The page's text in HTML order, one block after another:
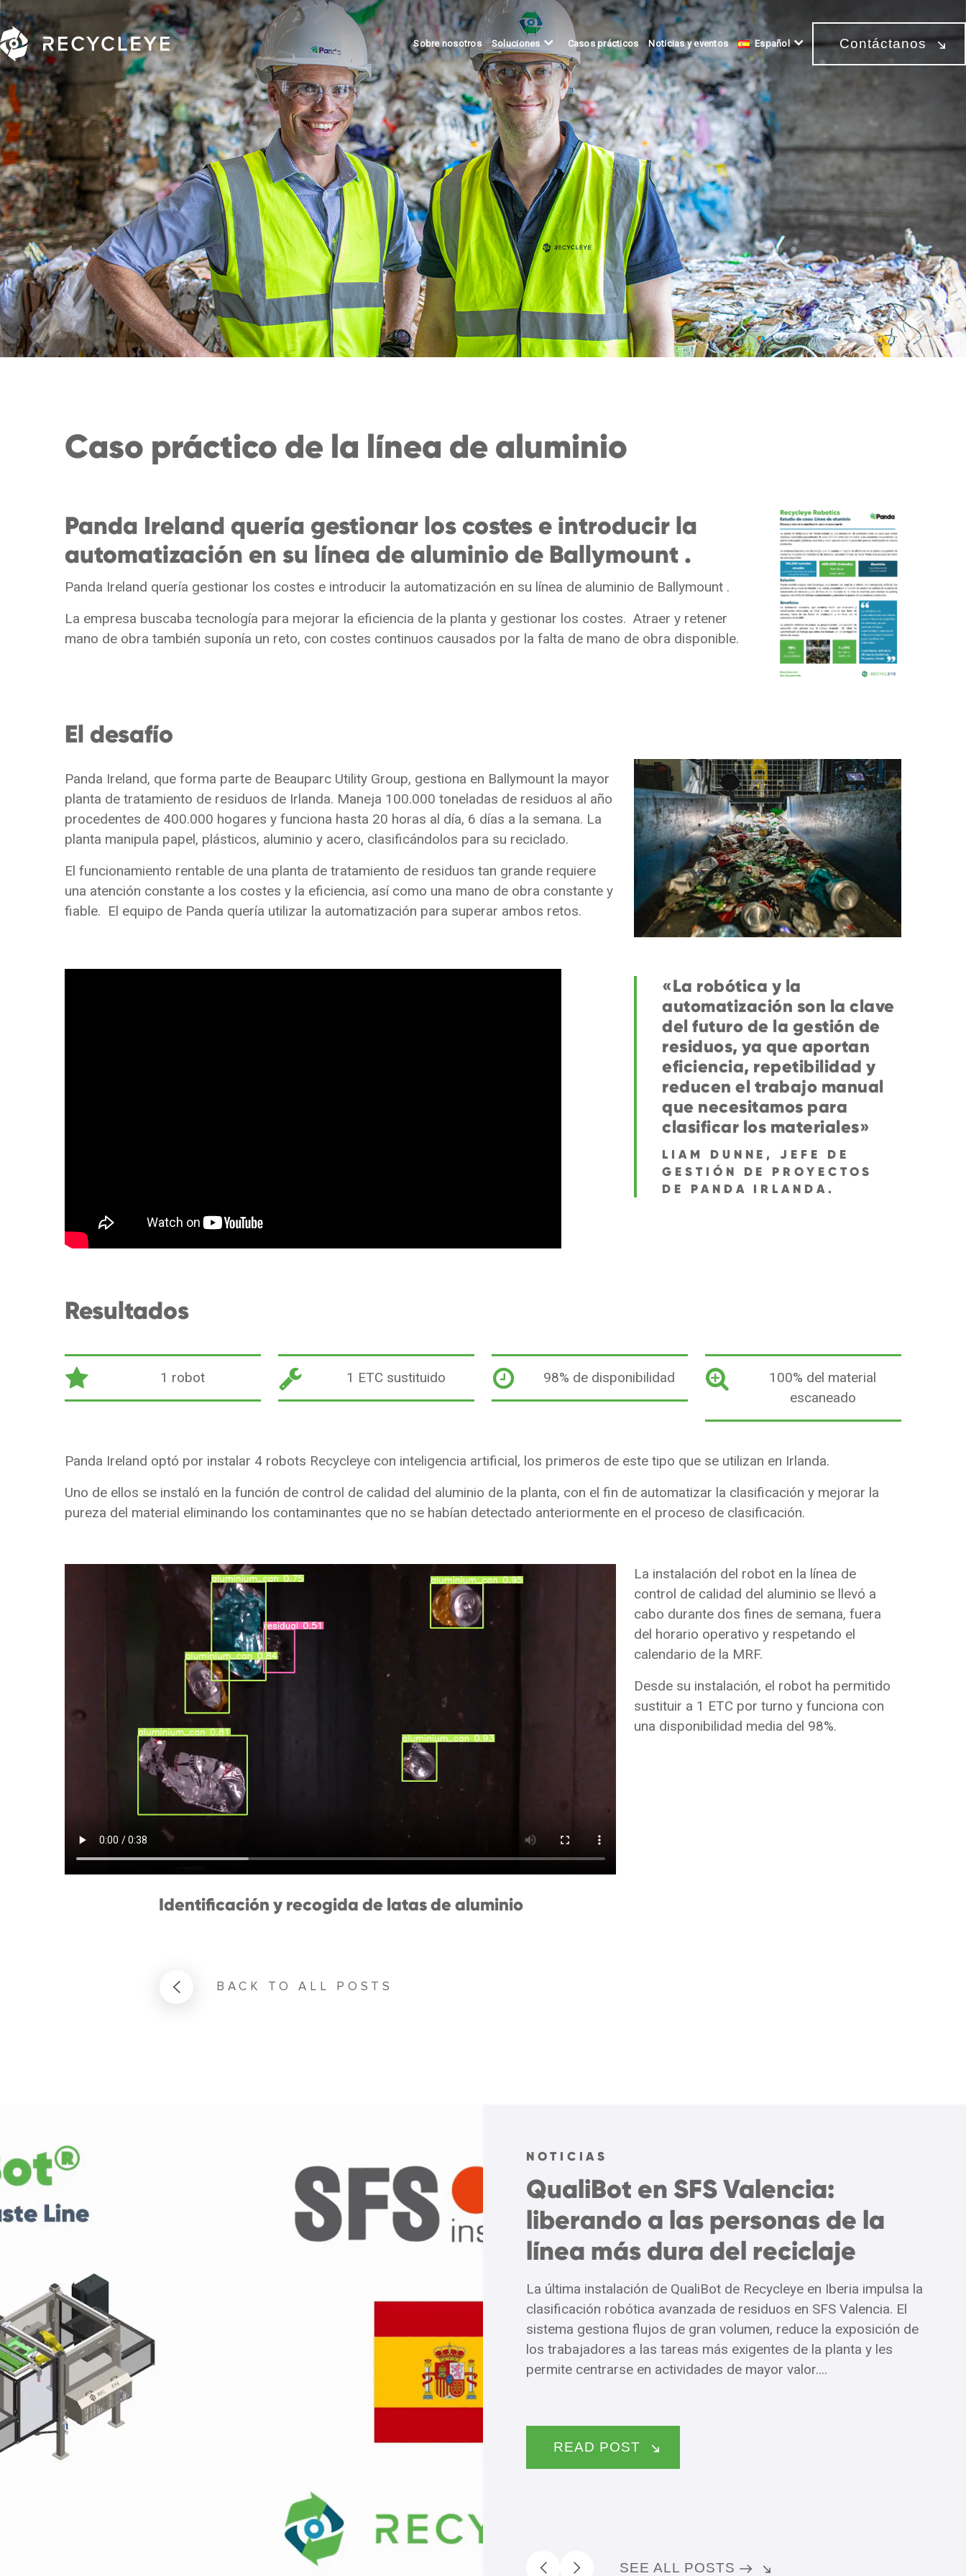
Main Navigation Sobre nosotros Soluciones Casos prácticos Noticias y eventos Español Contáctanos
Caso práctico de la línea de aluminio
Panda Ireland quería gestionar los costes e introducir la
automatización en su línea de aluminio de Ballymount .
Panda Ireland quería gestionar los costes e introducir la automatización en su línea de aluminio de Ballymount .
La empresa buscaba tecnología para mejorar la eficiencia de la planta y gestionar los costes. Atraer y retener
mano de obra también suponía un reto, con costes continuos causados por la falta de mano de obra disponible.
El desafío
Panda Ireland, que forma parte de Beauparc Utility Group, gestiona en Ballymount la mayor
planta de tratamiento de residuos de Irlanda. Maneja 100.000 toneladas de residuos al año
procedentes de 400.000 hogares y funciona hasta 20 horas al día, 6 días a la semana. La
planta manipula papel, plásticos, aluminio y acero, clasificándolos para su reciclado.
El funcionamiento rentable de una planta de tratamiento de residuos tan grande requiere
una atención constante a los costes y la eficiencia, así como una mano de obra constante y
fiable. El equipo de Panda quería utilizar la automatización para superar ambos retos.
«La robótica y la
automatización son la clave
del futuro de la gestión de
residuos, ya que aportan
eficiencia, repetibilidad y
reducen el trabajo manual
que necesitamos para
clasificar los materiales»
LIAM DUNNE, JEFE DE
GESTIÓN DE PROYECTOS
DE PANDA IRLANDA.
Resultados
1 robot 1 ETC sustituido 98% de disponibilidad
100% del material
escaneado
Panda Ireland optó por instalar 4 robots Recycleye con inteligencia artificial, los primeros de este tipo que se utilizan en Irlanda.
Uno de ellos se instaló en la función de control de calidad del aluminio de la planta, con el fin de automatizar la clasificación y mejorar la
pureza del material eliminando los contaminantes que no se habían detectado anteriormente en el proceso de clasificación.
Identificación y recogida de latas de aluminio
La instalación del robot en la línea de
control de calidad del aluminio se llevó a
cabo durante dos fines de semana, fuera
del horario operativo y respetando el
calendario de la MRF.
Desde su instalación, el robot ha permitido
sustituir a 1 ETC por turno y funciona con
una disponibilidad media del 98%.
BACK TO ALL POSTS
NOTICIAS
QualiBot en SFS Valencia:
liberando a las personas de la
línea más dura del reciclaje
La última instalación de QualiBot de Recycleye en Iberia impulsa la
clasificación robótica avanzada de residuos en SFS Valencia. El
sistema gestiona flujos de gran volumen, reduce la exposición de
los trabajadores a las tareas más exigentes de la planta y les
permite centrarse en actividades de mayor valor….
READ POST
SEE ALL POSTS